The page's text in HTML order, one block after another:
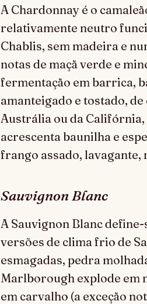
A Chardonnay é o
relativamente neutro
Chablis, sem madeira e
notas de maçã verde e
fermentação em barrica,
amanteigado e tostado,
Austrália ou da
acrescenta baunilha e
frango assado, lavagante,
Sauvignon Blanc
A Sauvignon Blanc
versões de clima frio de
esmagadas, pedra
Marlborough explode em
em carvalho (a exceção